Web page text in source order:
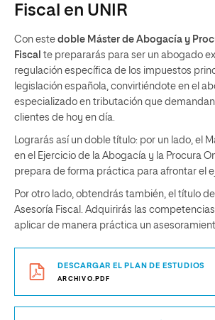
Fiscal en UNIR
Con este doble Máster de Abogacía y
Fiscal te prepararás para ser un abogado
regulación específica de los impuestos
legislación española, convirtiéndote en el
especializado en tributación que
clientes de hoy en día.
Lograrás así un doble título: por un lado, el
en el Ejercicio de la Abogacía y la Procura
prepara de forma práctica para afrontar el
Por otro lado, obtendrás también, el título
Asesoría Fiscal. Adquirirás las
aplicar de manera práctica un
DESCARGAR EL PLAN DE ESTUDIOS
ARCHIVO.PDF